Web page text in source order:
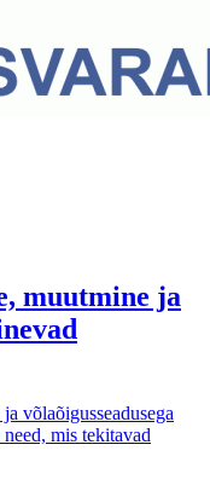
muutmine ja
võlaõigusseadusega
mis tekitavad